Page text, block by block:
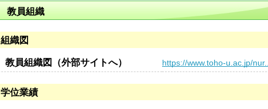
教員組織
組織図
教員組織図（外部サイトへ） https://www.toho-u.ac.jp/nur...
学位業績